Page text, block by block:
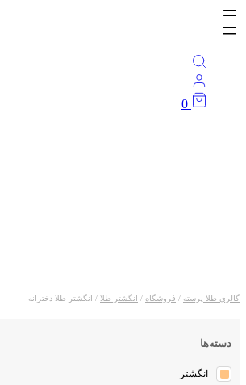
0
طلا پرسته /فروشگاه/انگشتر طلا / انگشتر طلا دخترانه
دسته‌ها
انگشتر